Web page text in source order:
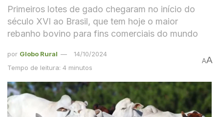
Primeiros lotes de gado chegaram no início do
século XVI ao Brasil, que tem hoje o maior
rebanho bovino para fins comerciais do mundo
por Globo Rural
14/10/2024
Tempo de leitura: 4 minutos
AA